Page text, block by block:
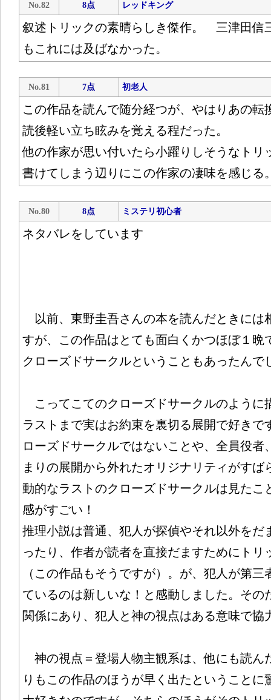
No.82 8点 レッドキング
叙述トリックの素晴らしき傑作。 三津田信
もこれには及ばなかった。
No.81 7点 初老人
この作品を読んで随分経つが、やはりあの転
読後軽い立ち眩みを覚える程だった。
他の作家が思い付いたら小躍りしそうなトリ
書けてしまう辺りにこの作家の凄味を感じる
No.80 8点 ミステリ初心者
ネタバレをしています
以前、東野圭吾さんの本を読んだときには
すが、この作品はとても面白くかつほぼ１
クローズドサークルということもあったんで
こってこてのクローズドサークルのように
ラストまで実はお約束を裏切る展開で好きで
ローズドサークルではないことや、全員役者
まりの展開から外れたオリジナリティがすば
動的なラストのクローズドサークルは見たこ
感がすごい！
推理小説は普通、犯人が探偵やそれ以外をだ
ったり、作者が読者を直接だますためにトリ
（この作品もそうですが）。が、犯人が第
ているのは新しいな！と感動しました。その
関係にあり、犯人と神の視点はある意味で協
神の視点＝登場人物主観系は、他にも読ん
りもこの作品のほうが早く出たということ